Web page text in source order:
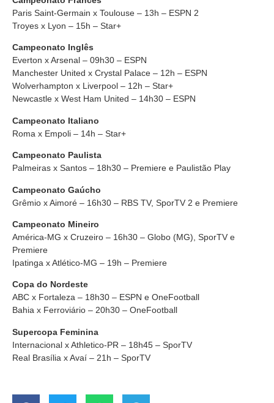
Paris Saint-Germain x Toulouse – 13h – ESPN 2
Troyes x Lyon – 15h – Star+
Campeonato Inglês
Everton x Arsenal – 09h30 – ESPN
Manchester United x Crystal Palace – 12h – ESPN
Wolverhampton x Liverpool – 12h – Star+
Newcastle x West Ham United – 14h30 – ESPN
Campeonato Italiano
Roma x Empoli – 14h – Star+
Campeonato Paulista
Palmeiras x Santos – 18h30 – Premiere e Paulistão Play
Campeonato Gaúcho
Grêmio x Aimoré – 16h30 – RBS TV, SporTV 2 e Premiere
Campeonato Mineiro
América-MG x Cruzeiro – 16h30 – Globo (MG), SporTV e
Premiere
Ipatinga x Atlético-MG – 19h – Premiere
Copa do Nordeste
ABC x Fortaleza – 18h30 – ESPN e OneFootball
Bahia x Ferroviário – 20h30 – OneFootball
Supercopa Feminina
Internacional x Athletico-PR – 18h45 – SporTV
Real Brasília x Avaí – 21h – SporTV